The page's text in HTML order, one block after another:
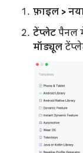
फ़ाइल >
टेंप्लेट पैनल
मॉड्यूल